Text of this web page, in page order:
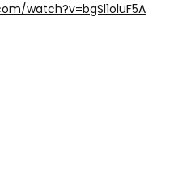
watch?v=bgSl1oluF5A